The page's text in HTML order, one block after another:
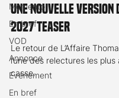
Memento
En bref
VOD
Annonce
Evénement
En bref
Une nouvelle version
2027 teaser
Le retour de L’Affaire
l’une des relectures les
casse.